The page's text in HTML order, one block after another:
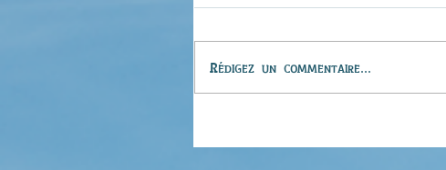
Rédigez un commentaire...